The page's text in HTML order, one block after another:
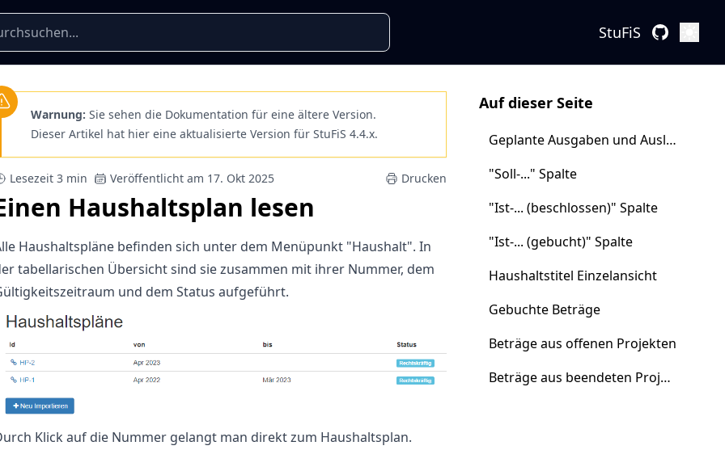
StuFiS
Warnung: Sie sehen die Dokumentation für eine ältere Version.
Dieser Artikel hat hier eine aktualisierte Version für StuFiS 4.4.x.
Lesezeit 3 min Veröffentlicht am 17. Okt 2025 Drucken
Haushaltsplan lesen
Haushaltspläne befinden sich unter dem Menüpunkt "Haushalt". In
tabellarischen Übersicht sind sie zusammen mit ihrer Nummer, dem
und dem Status aufgeführt.
Klick auf die Nummer gelangt man direkt zum Haushaltsplan.
Auf dieser Seite
Geplante Ausgaben und Auslastung
"Soll-..." Spalte
"Ist-... (beschlossen)" Spalte
"Ist-... (gebucht)" Spalte
Haushaltstitel Einzelansicht
Gebuchte Beträge
Beträge aus offenen Projekten
Beträge aus beendeten Projekten